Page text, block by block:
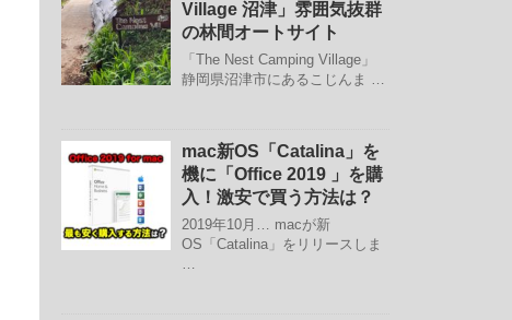
Village 沼津」雰囲気抜群
の林間オートサイト
「The Nest Camping Village」
静岡県沼津市にあるこじんま …
mac新OS「Catalina」を
機に「Office 2019 」を購
入！激安で買う方法は？
2019年10月… macが新
OS「Catalina」をリリースしま
…